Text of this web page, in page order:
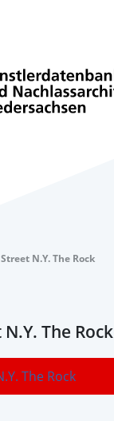
N.Y. The Rock
The Rock
The Rock